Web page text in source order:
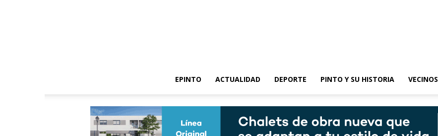
EPINTO
ACTUALIDAD DEPORTE PINTO Y SU HISTORIA VECINOS